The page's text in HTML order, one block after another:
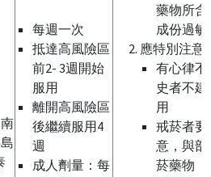
每週一次
抵達高風險區
前2- 3週開始
服用
離開高風險區
後繼續服用4
週
成人劑量：每
藥物所含
成份過敏
應特別注意
有心律不
史者不
用
戒菸者要
意，與部
菸藥物